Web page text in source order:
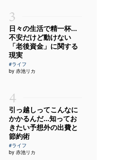
3
日々の生活で精一杯…
不安だけど動けない
「老後資金」に関する
現実
#ライフ
by 赤池リカ
4
引っ越しってこんなに
かかるんだ…知ってお
きたい予想外の出費と
節約術
#ライフ
by 赤池リカ